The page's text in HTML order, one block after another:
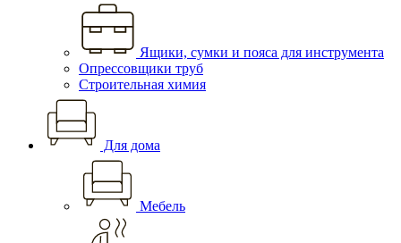
Ящики, сумки и пояса для инструмента
Опрессовщики труб
Строительная химия
Для дома
Мебель